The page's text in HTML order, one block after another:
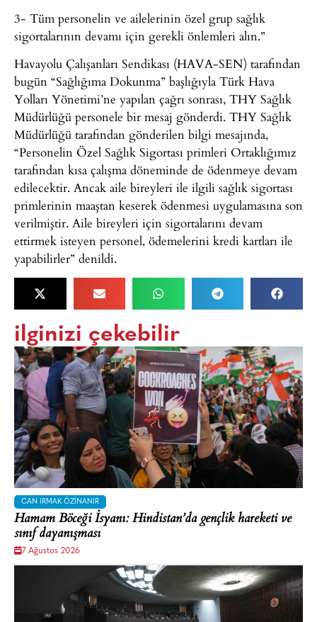
3- Tüm personelin ve ailelerinin özel grup sağlık
sigortalarının devamı için gerekli önlemleri alın.”
Havayolu Çalışanları Sendikası (HAVA-SEN) tarafından
bugün “Sağlığıma Dokunma” başlığıyla Türk Hava
Yolları Yönetimi’ne yapılan çağrı sonrası, THY Sağlık
Müdürlüğü personele bir mesaj gönderdi. THY Sağlık
Müdürlüğü tarafından gönderilen bilgi mesajında,
“Personelin Özel Sağlık Sigortası primleri Ortaklığımız
tarafından kısa çalışma döneminde de ödenmeye devam
edilecektir. Ancak aile bireyleri ile ilgili sağlık sigortası
primlerinin maaştan keserek ödenmesi uygulamasına son
verilmiştir. Aile bireyleri için sigortalarını devam
ettirmek isteyen personel, ödemelerini kredi kartları ile
yapabilirler” denildi.
ilginizi çekebilir
CAN IRMAK ÖZINANIR
Hamam Böceği İsyanı: Hindistan’da gençlik hareketi ve
sınıf dayanışması
7 Ağustos 2026